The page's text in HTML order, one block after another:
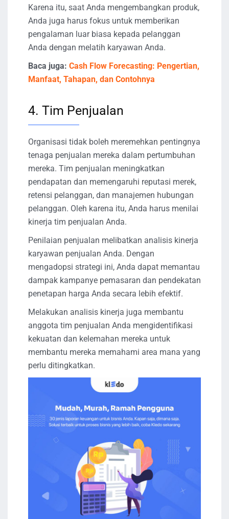
Karena itu, saat Anda mengembangkan produk,
Anda juga harus fokus untuk memberikan
pengalaman luar biasa kepada pelanggan
Anda dengan melatih karyawan Anda.
Baca juga: Cash Flow Forecasting: Pengertian,
Manfaat, Tahapan, dan Contohnya
4. Tim Penjualan
Organisasi tidak boleh meremehkan pentingnya
tenaga penjualan mereka dalam pertumbuhan
mereka. Tim penjualan meningkatkan
pendapatan dan memengaruhi reputasi merek,
retensi pelanggan, dan manajemen hubungan
pelanggan. Oleh karena itu, Anda harus menilai
kinerja tim penjualan Anda.
Penilaian penjualan melibatkan analisis kinerja
karyawan penjualan Anda. Dengan
mengadopsi strategi ini, Anda dapat memantau
dampak kampanye pemasaran dan pendekatan
penetapan harga Anda secara lebih efektif.
Melakukan analisis kinerja juga membantu
anggota tim penjualan Anda mengidentifikasi
kekuatan dan kelemahan mereka untuk
membantu mereka memahami area mana yang
perlu ditingkatkan.